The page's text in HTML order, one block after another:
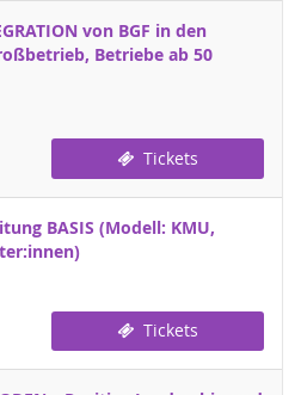
von BGF in den
Betriebe ab 50
Tickets
BASIS (Modell: KMU,
Tickets